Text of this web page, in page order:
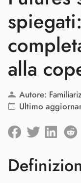
alla
Autore:
Ultimo